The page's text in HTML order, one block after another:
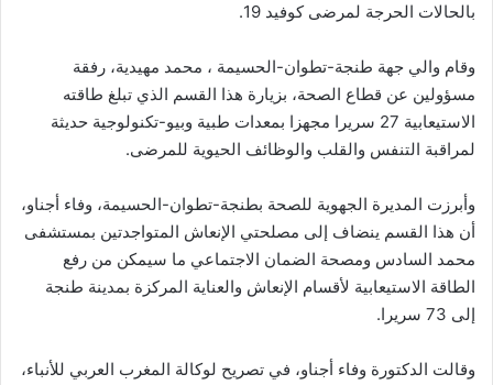
ي
بالحالات الحرجة لمرضى كوفيد 19.
وقام والي جهة طنجة-تطوان-الحسيمة ، محمد مهيدية، رفقة
مسؤولين عن قطاع الصحة، بزيارة هذا القسم الذي تبلغ طاقته
الاستيعابية 27 سريرا مجهزا بمعدات طبية وبيو-تكنولوجية حديثة
لمراقبة التنفس والقلب والوظائف الحيوية للمرضى.
وأبرزت المديرة الجهوية للصحة بطنجة-تطوان-الحسيمة، وفاء أجناو،
أن هذا القسم ينضاف إلى مصلحتي الإنعاش المتواجدتين بمستشفى
محمد السادس ومصحة الضمان الاجتماعي ما سيمكن من رفع
الطاقة الاستيعابية لأقسام الإنعاش والعناية المركزة بمدينة طنجة
إلى 73 سريرا.
وقالت الدكتورة وفاء أجناو، في تصريح لوكالة المغرب العربي للأنباء،